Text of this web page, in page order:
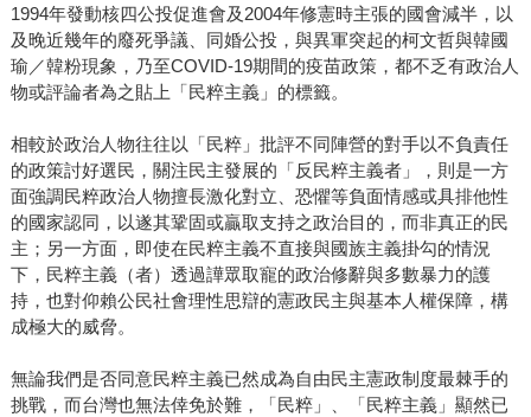
1994年發動核四公投促進會及2004年修憲時主張的國會減半，以
及晚近幾年的廢死爭議、同婚公投，與異軍突起的柯文哲與韓國
瑜／韓粉現象，乃至COVID-19期間的疫苗政策，都不乏有政治人
物或評論者為之貼上「民粹主義」的標籤。
相較於政治人物往往以「民粹」批評不同陣營的對手以不負責任
的政策討好選民，關注民主發展的「反民粹主義者」，則是一方
面強調民粹政治人物擅長激化對立、恐懼等負面情感或具排他性
的國家認同，以遂其鞏固或贏取支持之政治目的，而非真正的民
主；另一方面，即使在民粹主義不直接與國族主義掛勾的情況
下，民粹主義（者）透過譁眾取寵的政治修辭與多數暴力的護
持，也對仰賴公民社會理性思辯的憲政民主與基本人權保障，構
成極大的威脅。
無論我們是否同意民粹主義已然成為自由民主憲政制度最棘手的
挑戰，而台灣也無法倖免於難，「民粹」、「民粹主義」顯然已